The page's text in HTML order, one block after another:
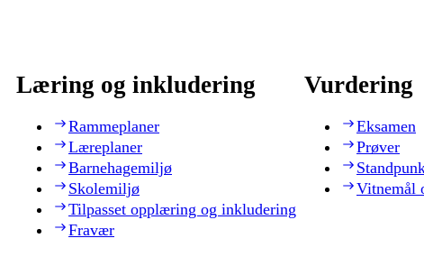
Læring og inkludering
Rammeplaner
Læreplaner
Barnehagemiljø
Skolemiljø
Tilpasset opplæring og inkludering
Fravær
Vurdering
Eksamen
Prøver
Vitnemål